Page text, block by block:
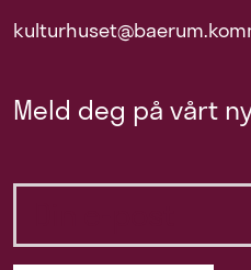
Meld deg på vårt